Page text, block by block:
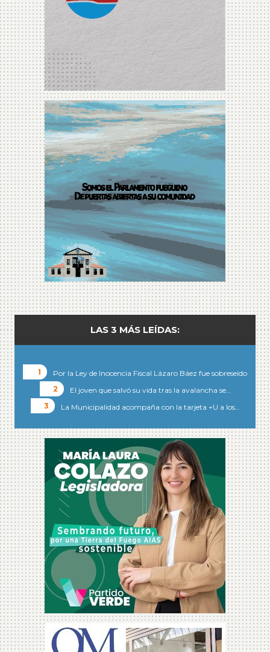
LAS 3 MÁS LEÍDAS:
Por la Ley de Inocencia Fiscal Lázaro Báez fue sobreseído
El joven que salvó su vida tras la avalancha se…
La Municipalidad acompaña con la tarjeta +U a los…